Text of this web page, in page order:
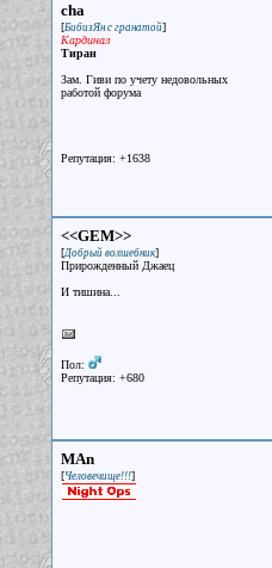
cha
[БибизЯн с гранатой]
Кардинал
Тиран
Зам. Гиви по учету недовольных
работой форума
Репутация: +1638
<<GEM>>
[Добрый волшебник]
Прирожденный Джаец
И тишина...
Пол:
Репутация: +680
MAn
[Человечище!!!]